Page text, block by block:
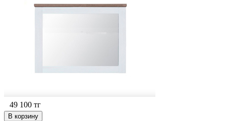
49 100 тг
В корзину